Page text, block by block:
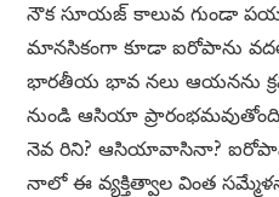
నౌక సూయజ్ కాలువ గుండా
మానసికంగా కూడా ఐరోపాను వదలి
భారతీయ భావ నలు ఆయనను
నుండి ఆసియా
నెవ రిని? ఆసియావాసినా?
నాలో ఈ వ్యక్తిత్వాల వింత